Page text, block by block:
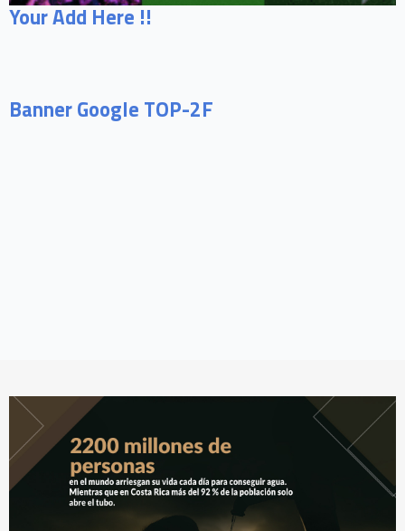
Your Add Here !!
Banner Google TOP-2F